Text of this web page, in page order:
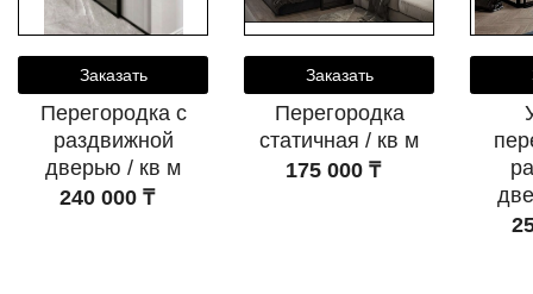
Перегородка с
раздвижной
дверью / кв м
240 000 ₸
Заказать
Перегородка
статичная / кв м
175 000 ₸
Заказать